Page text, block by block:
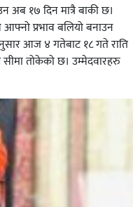
अब १७ दिन मात्रै बाकी छ।
आफ्नो प्रभाव बलियो बनाउन
आज ४ गतेबाट १८ गते राति
सीमा तोकेको छ। उम्मेदवारहरु